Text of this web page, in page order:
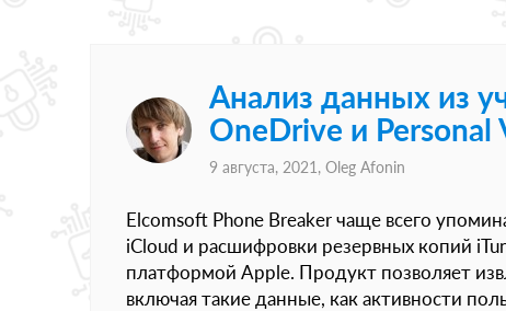
Анализ данных из
OneDrive и Personal
9 августа, 2021, Oleg Afonin
Elcomsoft Phone Breaker чаще всего
iCloud и расшифровки резервных копий
платформой Apple. Продукт позволяет
включая такие данные, как активности